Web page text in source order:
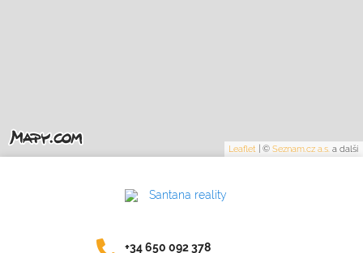
Leaflet ©Seznam.cz a.s. a další
+34 650 092 378